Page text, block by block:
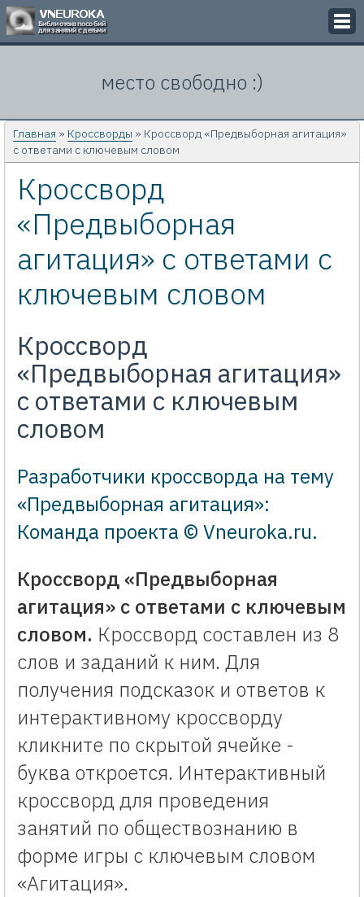
Кроссворды
Презентации
Задачи
Картинки
Контакты
место свободно :)
Главная » Кроссворды » Кроссворд «Предвыборная агитация»
с ответами с ключевым словом
Кроссворд
«Предвыборная
агитация» с ответами с
ключевым словом
Кроссворд
«Предвыборная агитация»
с ответами с ключевым
словом
Разработчики кроссворда на тему
«Предвыборная агитация»:
Команда проекта © Vneuroka.ru.
Кроссворд «Предвыборная
агитация» с ответами с ключевым
словом. Кроссворд составлен из 8
слов и заданий к ним. Для
получения подсказок и ответов к
интерактивному кроссворду
кликните по скрытой ячейке -
буква откроется. Интерактивный
кроссворд для проведения
занятий по обществознанию в
форме игры с ключевым словом
«Агитация».